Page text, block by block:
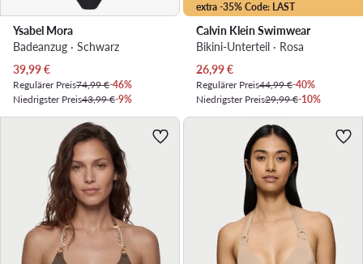
Ysabel Mora
Badeanzug · Schwarz
Aktueller Preis
39,99€
Regulärer Preis74,99 €-46%
Niedrigster Preis43,99 €-9%
extra -35% Code: LAST
Calvin Klein Swimwear
Bikini-Unterteil · Rosa
Aktueller Preis
26,99€
Regulärer Preis44,99 €-40%
Niedrigster Preis29,99 €-10%